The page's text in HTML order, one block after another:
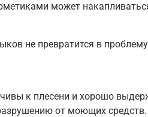
может
не превратится в
к плесени и хорошо
от моющих средств.